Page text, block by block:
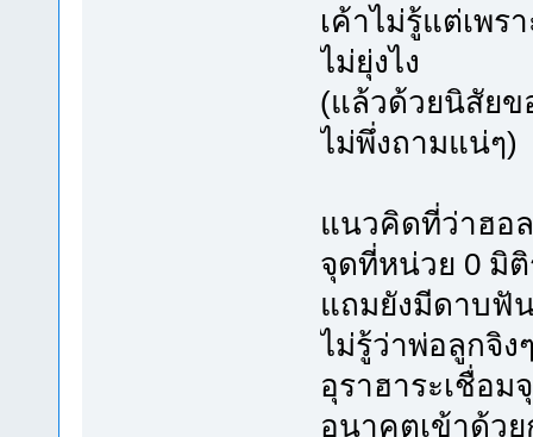
เค้าไม่รู้แต่เพร
ไม่ยุ่งไง
(แล้วด้วยนิสัยข
ไม่พึ่งถามแน่ๆ)
แนวคิดที่ว่าฮอ
จุดที่หน่วย 0 มิ
แถมยังมีดาบฟั
ไม่รู้ว่าพ่อลูกจิง
อุราฮาระเชื่อ
อนาคตเข้าด้ว